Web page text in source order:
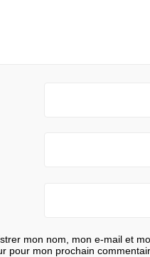
mon nom, mon e-mail et
pour mon prochain